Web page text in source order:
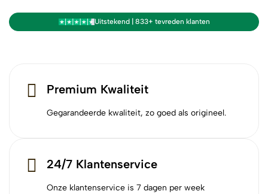
Uitstekend | 833+ tevreden klanten
Premium Kwaliteit
Gegarandeerde kwaliteit, zo goed als origineel.
24/7 Klantenservice
Onze klantenservice is 7 dagen per week